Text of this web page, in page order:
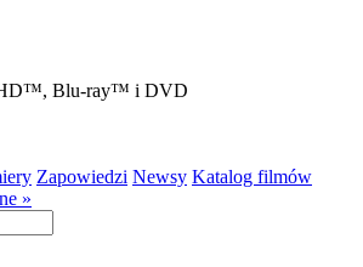
Blu-ray™ i DVD
Zapowiedzi Newsy Katalog filmów
»